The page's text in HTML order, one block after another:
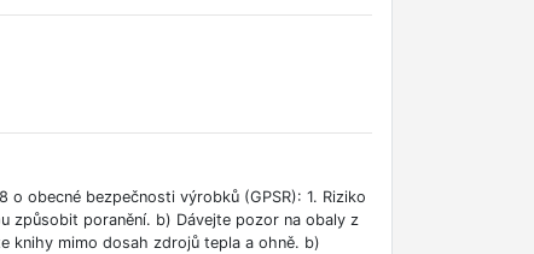
obecné bezpečnosti výrobků (GPSR): 1. Riziko
způsobit poranění. b) Dávejte pozor na obaly z
knihy mimo dosah zdrojů tepla a ohně. b)